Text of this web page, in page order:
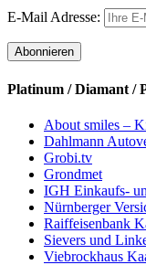
E-Mail Adresse:
Platinum / Diamant /
About smiles –
Dahlmann
Grobi.tv
Grondmet
IGH Einkaufs-
Nürnberger
Raiffeisenbank
Sievers und
Viebrockhaus